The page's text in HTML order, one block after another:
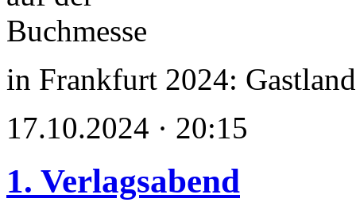
in Frankfurt 2024:
17.10.2024 · 20:15
1. Verlagsabend